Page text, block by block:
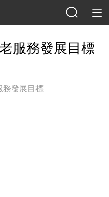
服務發展目標
務發展目標